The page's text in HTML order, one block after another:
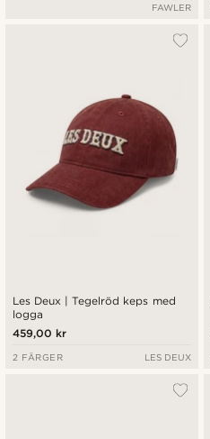
FAWLER
Les Deux | Tegelröd keps med
logga
459,00 kr
2 FÄRGER LES DEUX